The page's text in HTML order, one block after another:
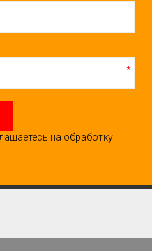
*
на обработку